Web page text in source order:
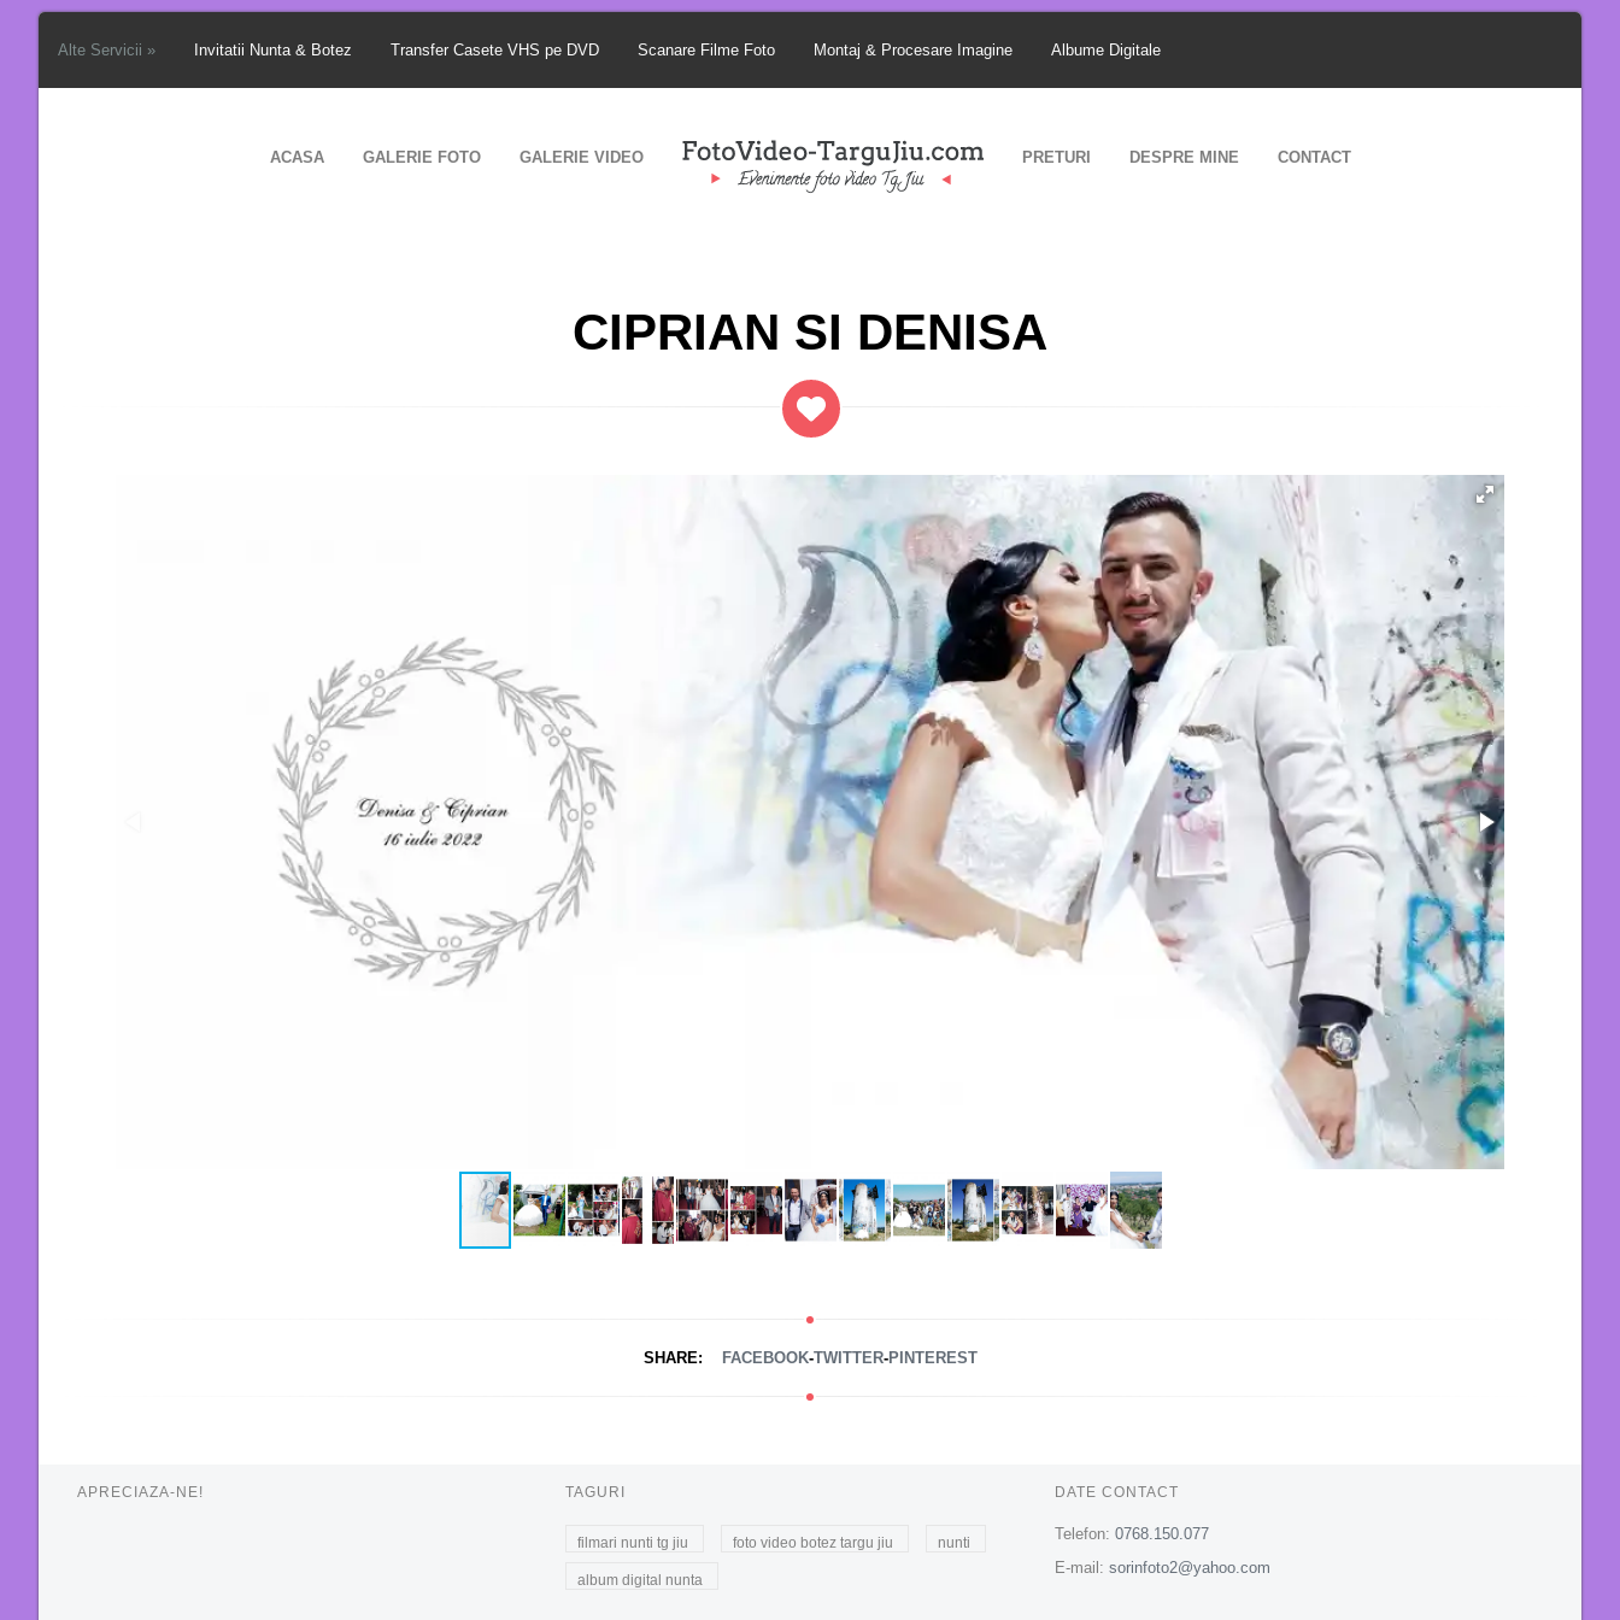
Alte Servicii » Invitatii Nunta & Botez Transfer Casete VHS pe DVD Scanare Filme Foto Montaj & Procesare Imagine Albume Digitale
ACASA GALERIE FOTO GALERIE VIDEO PRETURI DESPRE MINE CONTACT
CIPRIAN SI DENISA
SHARE: FACEBOOK-TWITTER-PINTEREST
APRECIAZA-NE! TAGURI
filmari nunti tg jiu foto video botez targu jiu nunti
album digital nunta
DATE CONTACT
Telefon: 0768.150.077
E-mail: sorinfoto2@yahoo.com